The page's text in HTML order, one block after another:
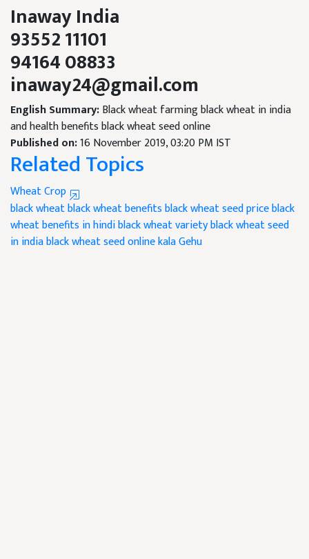
Inaway India
93552 11101
94164 08833
inaway24@gmail.com
English Summary:Black wheat farming black wheat in india
and health benefits black wheat seed online
Published on:16 November 2019, 03:20 PM IST
Related Topics
Wheat Crop
black wheatblack wheat benefitsblack wheat seed priceblack
wheat benefits in hindiblack wheat varietyblack wheat seed
in indiablack wheat seed onlinekala Gehu